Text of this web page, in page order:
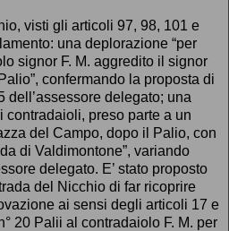
visti gli articoli 97, 98, 101 e
una deplorazione “per
signor F. M. aggredito il signor
confermando la proposta di
dell’assessore delegato; una
contradaioli, preso parte a un
del Campo, dopo il Palio, con
di Valdimontone”, variando
delegato. E’ stato proposto
del Nicchio di far ricoprire
ai sensi degli articoli 17 e
20 Palii al contradaiolo F. M. per